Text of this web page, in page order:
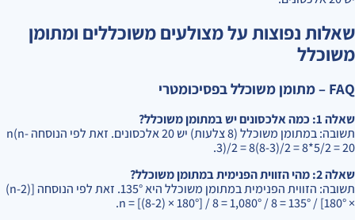
שאלות נפוצות על מצולעים משוכללים ומתומן
משוכלל
FAQ – מתומן משוכלל בפסיכומטרי
שאלה 1: כמה אלכסונים יש במתומן משוכלל?
תשובה: במתומן משוכלל (8 צלעות) יש 20 אלכסונים. זאת לפי הנוסחה n(n-
3)/2 = 8(8-3)/2 = 8*5/2 = 20.
שאלה 2: מהי הזווית הפנימית במתומן משוכלל?
תשובה: הזווית הפנימית במתומן משוכלל היא 135°. זאת לפי הנוסחה [(n-2)
× 180°] / n = [(8-2) × 180°] / 8 = 1,080° / 8 = 135°.